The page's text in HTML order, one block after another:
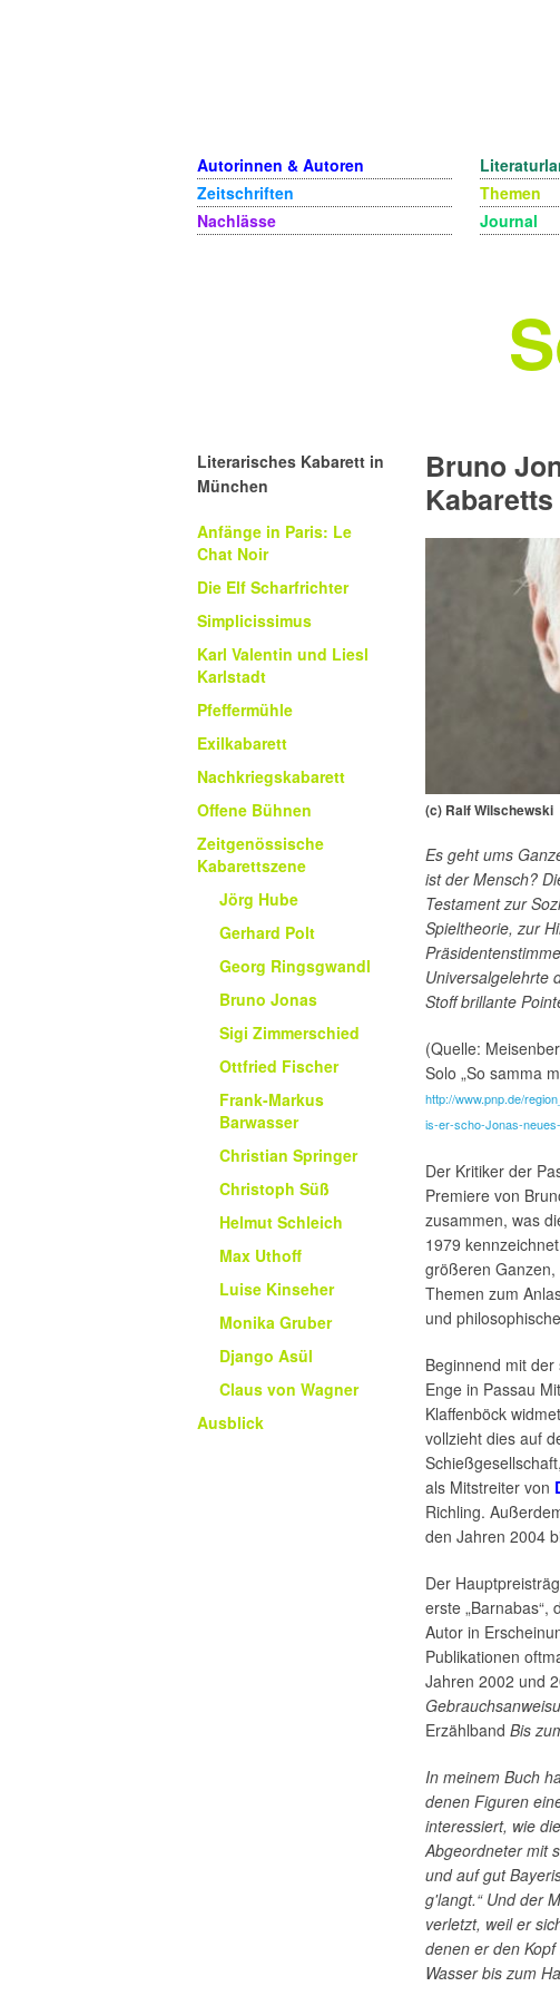
Autorinnen & Autoren
Zeitschriften
Nachlässe
Themen
Journal
Literarisches Kabarett in
München
Anfänge in Paris: Le
Chat Noir
Die Elf Scharfrichter
Simplicissimus
Karl Valentin und Liesl
Karlstadt
Pfeffermühle
Exilkabarett
Nachkriegskabarett
Offene Bühnen
Zeitgenössische
Kabarettszene
Jörg Hube
Gerhard Polt
Georg Ringsgwandl
Bruno Jonas
Sigi Zimmerschied
Ottfried Fischer
Frank-Markus
Barwasser
Christian Springer
Christoph Süß
Helmut Schleich
Max Uthoff
Luise Kinseher
Monika Gruber
Django Asül
Claus von Wagner
Ausblick
Bruno
Kabaretts
(c) Ralf Wilschewski
Es geht ums
ist der Mensch?
Testament zur
Spieltheorie, zur
Universalgelehrte
Stoff brillante
(Quelle:
Solo „So samma
http://www.pnp.de/
is-er-scho-Jonas-
Der Kritiker der
Premiere von
zusammen, was
1979
größeren
Themen zum
und
Beginnend mit
Enge in Passau
Klaffenböck
vollzieht dies auf
als Mitstreiter von
Richling.
den Jahren 2004
Der
erste
Autor in
Publikationen
Jahren 2002 und
Erzählband Bis
In meinem Buch
denen Figuren
interessiert, wie
Abgeordneter mit
und auf gut
g'langt.“ Und der
verletzt, weil er
denen er den
Wasser bis zum